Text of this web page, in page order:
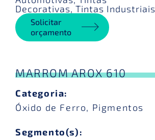
Decorativas, Tintas Industriais
Solicitar
orçamento
MARROM AROX 610
Categoria:
Óxido de Ferro, Pigmentos
Segmento(s):